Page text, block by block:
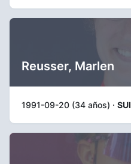
Reusser, Marlen
1991-09-20 (34 años) · SUI